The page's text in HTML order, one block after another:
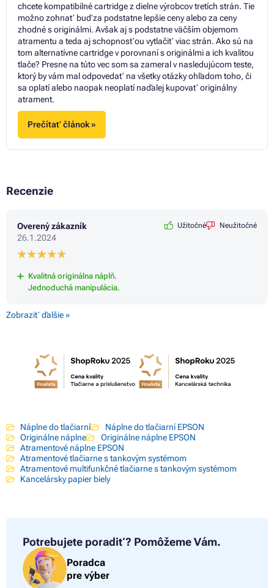
chcete kompatibilné cartridge z dielne výrobcov tretích strán. Tie
možno zohnať buď za podstatne lepšie ceny alebo za ceny
zhodné s originálmi. Avšak aj s podstatne väčším objemom
atramentu a teda aj schopnosťou vytlačiť viac strán. Ako sú na
tom alternatívne cartridge v porovnaní s originálmi a ich kvalitou
tlače? Presne na túto vec som sa zameral v nasledujúcom teste,
ktorý by vám mal odpovedať na všetky otázky ohľadom toho, či
sa oplatí alebo naopak neoplatí naďalej kupovať originálny
atrament.
Prečítať článok »
Recenzie
Overený zákazník
26.1.2024
Užitočné Neužitočné
Kvalitná originálna náplň.
Jednoduchá manipulácia.
Zobraziť ďalšie »
Náplne do tlačiarní
Náplne do tlačiarní EPSON
Originálne náplne
Originálne náplne EPSON
Atramentové náplne EPSON
Atramentové tlačiarne s tankovým systémom
Atramentové multifunkčné tlačiarne s tankovým systémom
Kancelársky papier biely
Potrebujete poradiť? Pomôžeme Vám.
Poradca
pre výber